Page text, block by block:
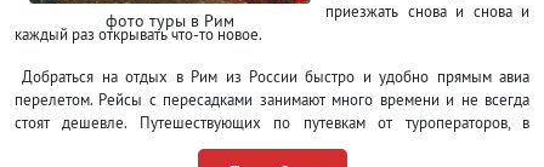
фото туры в Рим
приезжать снова и снова и
каждый раз открывать что-то новое.
Добраться на отдых в Рим из России быстро и удобно прямым авиа
перелетом. Рейсы с пересадками занимают много времени и не всегда
стоят дешевле. Путешествующих по путевкам от туроператоров, в
аэропорту будет встречать их представители, всем остальным придется